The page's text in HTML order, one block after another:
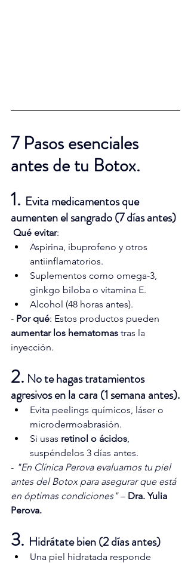
7 Pasos esenciales
antes de tu Botox.
1. Evita medicamentos que
aumenten el sangrado (7 días antes)
Qué evitar:
Aspirina, ibuprofeno y otros
antiinflamatorios.
Suplementos como omega-3,
ginkgo biloba o vitamina E.
Alcohol (48 horas antes).
- Por qué: Estos productos pueden
aumentar los hematomas tras la
inyección.
2. No te hagas tratamientos
agresivos en la cara (1 semana antes).
Evita peelings químicos, láser o
microdermoabrasión.
Si usas retinol o ácidos
suspéndelos 3 días antes.
- "En Clínica Perova evaluamos tu piel
antes del Botox para asegurar que está
en óptimas condiciones" – Dra. Yulia
Perova.
3. Hidrátate bien (2 días antes)
Una piel hidratada responde